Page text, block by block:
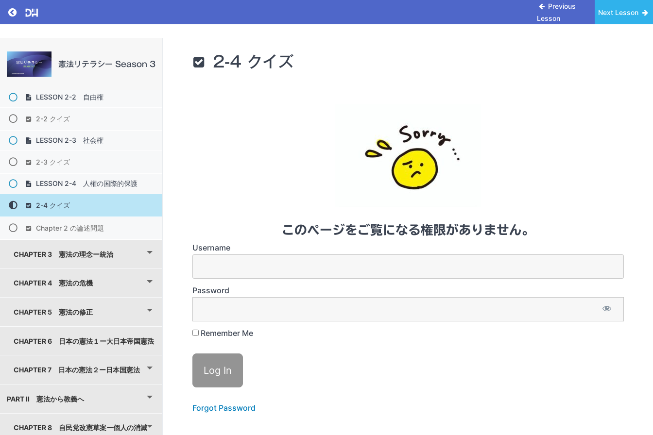
Return to course: 憲法リテラシー Season 3
Previous
Lesson
Next Lesson
憲法リテラシー Season 3
LESSON 2-0 規範とは？
LESSON 2-1 人権
2-1 クイズ
LESSON 2-2 自由権
2-2 クイズ
LESSON 2-3 社会権
2-3 クイズ
LESSON 2-4 人権の国際的保護
2-4 クイズ
Chapter 2 の論述問題
CHAPTER 3 憲法の理念ー統治
CHAPTER 4 憲法の危機
CHAPTER 5 憲法の修正
CHAPTER 6 日本の憲法１ー大日本帝国憲法
CHAPTER 7 日本の憲法２ー日本国憲法
PART II 憲法から教義へ
CHAPTER 8 自民党改憲草案ー個人の消滅
2-4 クイズ
このページをご覧になる権限がありません。
Username
Password
Remember Me
Forgot Password